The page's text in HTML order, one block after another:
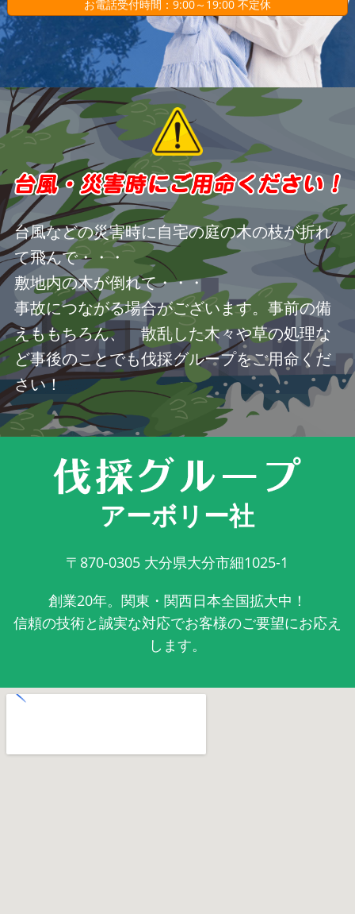
お電話受付時間：9:00～19:00 不定休
台風などの災害時に自宅の庭の木の枝が折れ
て飛んで・・・
敷地内の木が倒れて・・・
事故につながる場合がございます。事前の備
えももちろん、 散乱した木々や草の処理な
ど事後のことでも伐採グループをご用命くだ
さい！
アーボリー社
〒870-0305 大分県大分市細1025-1
創業20年。関東・関西日本全国拡大中！
信頼の技術と誠実な対応でお客様のご要望にお応え
します。